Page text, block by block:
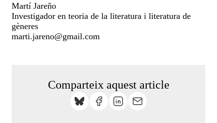
Martí Jareño
Investigador en teoria de la literatura i literatura de
gèneres
marti.jareno@gmail.com
Comparteix aquest article